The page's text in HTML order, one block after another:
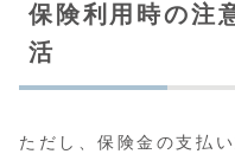
保険利用時の注
活
ただし、保険金の支払